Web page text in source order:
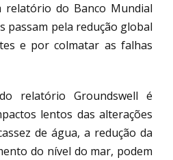
do Banco Mundial
passam pela redução global
e por colmatar as falhas
relatório Groundswell é
lentos das alterações
de água, a redução da
do nível do mar, podem